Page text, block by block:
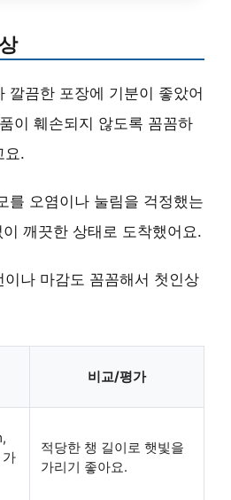
깔끔한 포장에 기분이 좋았어
이 훼손되지 않도록 꼼꼼하
요.
를 오염이나 눌림을 걱정했는
깨끗한 상태로 도착했어요.
나 마감도 꼼꼼해서 첫인상
비교/평가
가
적당한 챙 길이로 햇빛을
가리기 좋아요.